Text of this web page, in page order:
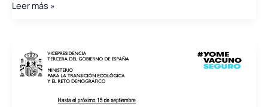
VE
Proyecto
generación
de
Hidrógeno
Leer más »